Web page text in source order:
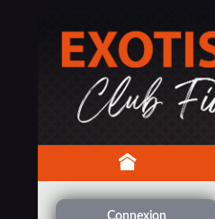
Connexion